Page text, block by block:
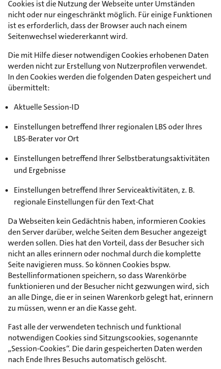
Cookies ist die Nutzung der Webseite unter Umständen
nicht oder nur eingeschränkt möglich. Für einige Funktionen
ist es erforderlich, dass der Browser auch nach einem
Seitenwechsel wiedererkannt wird.
Die mit Hilfe dieser notwendigen Cookies erhobenen Daten
werden nicht zur Erstellung von Nutzerprofilen verwendet.
In den Cookies werden die folgenden Daten gespeichert und
übermittelt:
Aktuelle Session-ID
Einstellungen betreffend Ihrer regionalen LBS oder Ihres
LBS-Berater vor Ort
Einstellungen betreffend Ihrer Selbstberatungsaktivitäten
und Ergebnisse
Einstellungen betreffend Ihrer Serviceaktivitäten, z. B.
regionale Einstellungen für den Text-Chat
Da Webseiten kein Gedächtnis haben, informieren Cookies
den Server darüber, welche Seiten dem Besucher angezeigt
werden sollen. Dies hat den Vorteil, dass der Besucher sich
nicht an alles erinnern oder nochmal durch die komplette
Seite navigieren muss. So können Cookies bspw.
Bestellinformationen speichern, so dass Warenkörbe
funktionieren und der Besucher nicht gezwungen wird, sich
an alle Dinge, die er in seinen Warenkorb gelegt hat, erinnern
zu müssen, wenn er an die Kasse geht.
Fast alle der verwendeten technisch und funktional
notwendigen Cookies sind Sitzungscookies, sogenannte
„Session-Cookies“. Die darin gespeicherten Daten werden
nach Ende Ihres Besuchs automatisch gelöscht.